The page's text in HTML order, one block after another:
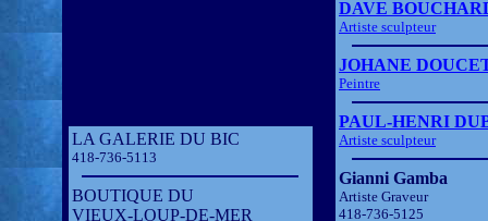
LA GALERIE DU BIC
418-736-5113
BOUTIQUE DU
VIEUX-LOUP-DE-MER
DAVE
Artiste sculpteur
JOHANE
Peintre
PAUL-HENRI
Artiste sculpteur
Gianni Gamba
Artiste Graveur
418-736-5125